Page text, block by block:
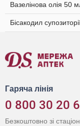
Вазелінова олія 50
Бісакодил
Гаряча лінія
0 800 30 20
Безкоштовно зі